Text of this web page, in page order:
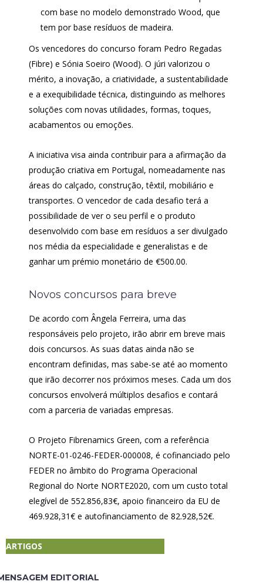
com base no modelo demonstrado Wood, que
tem por base resíduos de madeira.
Os vencedores do concurso foram Pedro Regadas
(Fibre) e Sónia Soeiro (Wood). O júri valorizou o
mérito, a inovação, a criatividade, a sustentabilidade
e a exequibilidade técnica, distinguindo as melhores
soluções com novas utilidades, formas, toques,
acabamentos ou emoções.
A iniciativa visa ainda contribuir para a afirmação da
produção criativa em Portugal, nomeadamente nas
áreas do calçado, construção, têxtil, mobiliário e
transportes. O vencedor de cada desafio terá a
possibilidade de ver o seu perfil e o produto
desenvolvido com base em resíduos a ser divulgado
nos média da especialidade e generalistas e de
ganhar um prémio monetário de €500.00.
Novos concursos para breve
De acordo com Ângela Ferreira, uma das
responsáveis pelo projeto, irão abrir em breve mais
dois concursos. As suas datas ainda não se
encontram definidas, mas sabe-se até ao momento
que irão decorrer nos próximos meses. Cada um dos
concursos envolverá múltiplos desafios e contará
com a parceria de variadas empresas.
O Projeto Fibrenamics Green, com a referência
NORTE-01-0246-FEDER-000008, é cofinanciado pelo
FEDER no âmbito do Programa Operacional
Regional do Norte NORTE2020, com um custo total
elegível de 552.856,83€, apoio financeiro da EU de
469.928,31€ e autofinanciamento de 82.928,52€.
ARTIGOS
EDITORIAL